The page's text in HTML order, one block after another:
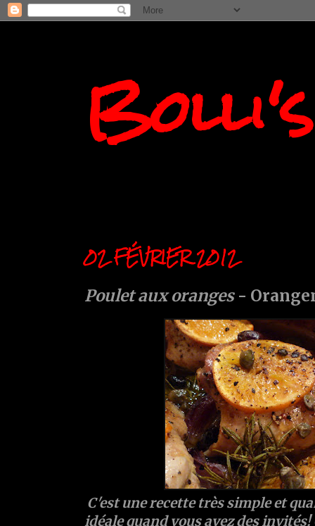
02 FÉVRIER 2012
Poulet aux oranges-
C'est une recette très simple et
idéale quand vous avez des invités!